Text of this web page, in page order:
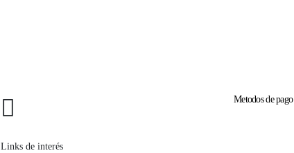
Links de interés
Metodos de pago